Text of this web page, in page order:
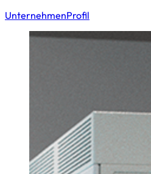
UnternehmenProfil